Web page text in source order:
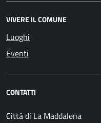
VIVERE IL COMUNE
Luoghi
Eventi
CONTATTI
Città di La Maddalena